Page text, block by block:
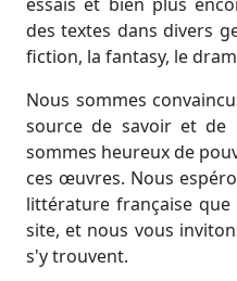
des textes dans divers
fiction, la fantasy, le
Nous sommes
source de savoir et
sommes heureux de
ces œuvres. Nous
littérature française
site, et nous vous
s'y trouvent.